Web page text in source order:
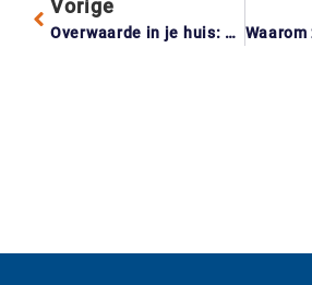
Vorige
Overwaarde in je huis: hoe maak je er gebruik van?